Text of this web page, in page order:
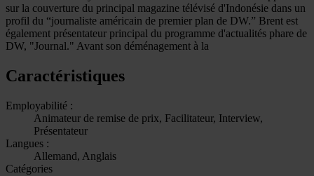
sur la couverture du principal magazine télévisé d'Indonésie dans un
profil du “journaliste américain de premier plan de DW.” Brent est
également présentateur principal du programme d'actualités phare de
DW, "Journal." Avant son déménagement à la
Caractéristiques
Employabilité :
Animateur de remise de prix, Facilitateur, Interview,
Présentateur
Langues :
Allemand, Anglais
Catégories